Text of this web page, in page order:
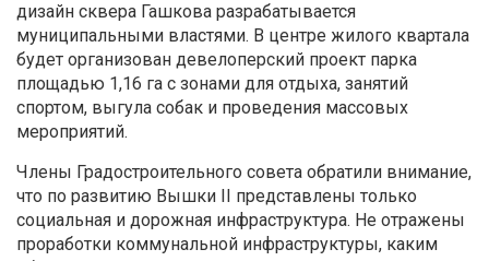
дизайн сквера Гашкова разрабатывается
муниципальными властями. В центре жилого квартала
будет организован девелоперский проект парка
площадью 1,16 га с зонами для отдыха, занятий
спортом, выгула собак и проведения массовых
мероприятий.
Члены Градостроительного совета обратили внимание,
что по развитию Вышки II представлены только
социальная и дорожная инфраструктура. Не отражены
проработки коммунальной инфраструктуры, каким